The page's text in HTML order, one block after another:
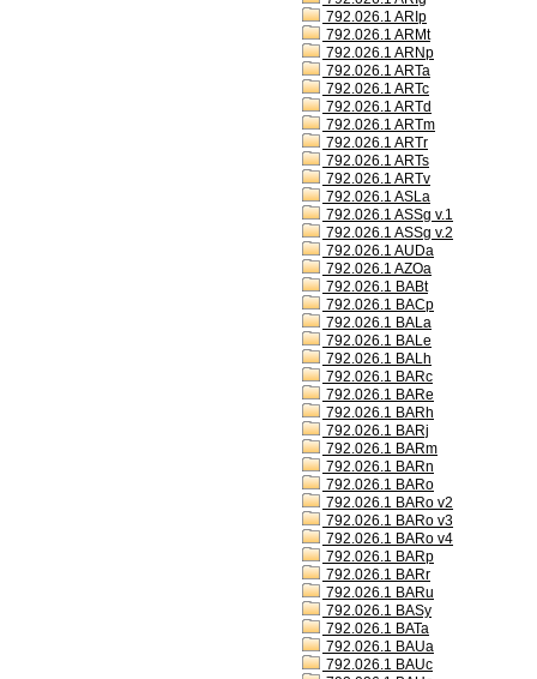
792.026.1 ARIp
792.026.1 ARMt
792.026.1 ARNp
792.026.1 ARTa
792.026.1 ARTc
792.026.1 ARTd
792.026.1 ARTm
792.026.1 ARTr
792.026.1 ARTs
792.026.1 ARTv
792.026.1 ASLa
792.026.1 ASSg v.1
792.026.1 ASSg v.2
792.026.1 AUDa
792.026.1 AZOa
792.026.1 BABt
792.026.1 BACp
792.026.1 BALa
792.026.1 BALe
792.026.1 BALh
792.026.1 BARc
792.026.1 BARe
792.026.1 BARh
792.026.1 BARj
792.026.1 BARm
792.026.1 BARn
792.026.1 BARo
792.026.1 BARo v2
792.026.1 BARo v3
792.026.1 BARo v4
792.026.1 BARp
792.026.1 BARr
792.026.1 BARu
792.026.1 BASy
792.026.1 BATa
792.026.1 BAUa
792.026.1 BAUc